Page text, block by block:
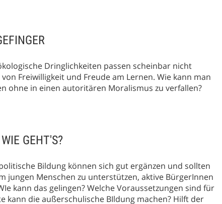
Dringlichkeiten passen scheinbar nicht
Freiwilligkeit und Freude am Lernen. Wie kann man
ohne in einen autoritären Moralismus zu verfallen?
GEHT'S?
Bildung können sich gut ergänzen und sollten
jungen Menschen zu unterstützen, aktive BürgerInnen
kann das gelingen? Welche Voraussetzungen sind für
kann die außerschulische BIldung machen? Hilft der